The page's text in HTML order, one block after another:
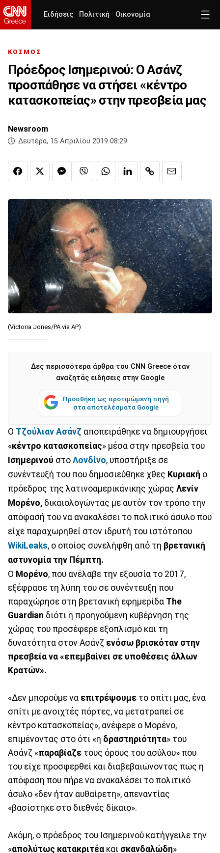
Ειδήσεις Πολιτική Οικονομία
ΚΟΣΜΟΣ
Πρόεδρος Ισημερινού: Ο Ασάνζ
προσπάθησε να στήσει «κέντρο
κατασκοπείας» στην πρεσβεία μας
Newsroom
Δευτέρα, 15 Απριλίου 2019 08:29
(Victoria Jones/PA via AP)
Δες περισσότερα άρθρα του CNN Greece όταν
αναζητάς ειδήσεις στην Google
Προσθήκη ως προτιμώμενη πηγή
στα αποτελέσματα Google
Ο Τζούλιαν Ασάνζ αποπειράθηκε να δημιουργήσει
«κέντρο κατασκοπείας» μέσα στην πρεσβεία του
Ισημερινού στο Λονδίνο, υποστήριξε σε
συνέντευξή του που δημοσιεύθηκε χθες Κυριακή ο
πρόεδρος της λατινοαμερικάνικης χώρας Λενίν
Μορένο, δικαιολογώντας με αυτόν τον τρόπο την
απόφασή του να ανακαλέσει το πολιτικό άσυλο που
είχε παραχωρηθεί στον ιδρυτή του ιστότοπου
WikiLeaks, ο οποίος συνελήφθη από τη βρετανική
αστυνομία την Πέμπτη.
Ο Μορένο, που ανέλαβε την εξουσία το 2017,
εξέφρασε τη λύπη του σε συνέντευξη που
παραχώρησε στη βρετανική εφημερίδα The
Guardian διότι η προηγούμενη κυβέρνηση της
χώρας του προσέφερε εξοπλισμό και τη
δυνατότητα στον Ασάνζ ενόσω βρισκόταν στην
πρεσβεία να «επεμβαίνει σε υποθέσεις άλλων
Κρατών».
«Δεν μπορούμε να επιτρέψουμε το σπίτι μας, ένα
σπίτι με ανοιχτές πόρτες, να μετατραπεί σε
κέντρο κατασκοπείας», ανέφερε ο Μορένο,
επιμένοντας στο ότι «η δραστηριότητα» του
Ασάνζ «παραβίαζε τους όρους του ασύλου» που
του είχε προσφερθεί και διαβεβαιώνοντας πως η
απόφαση που πήρε να ανακαλέσει το πολιτικό
άσυλο «δεν ήταν αυθαίρετη», απεναντίας
«βασίστηκε στο διεθνές δίκαιο».
Ακόμη, ο πρόεδρος του Ισημερινού κατήγγειλε την
«απολύτως κατακριτέα και σκανδαλώδη»